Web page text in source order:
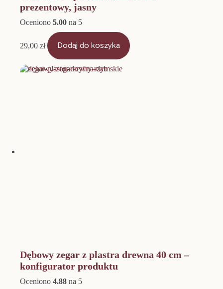
prezentowy, jasny
Oceniono 5.00 na 5
29,00 zł Dodaj do koszyka
Dębowy zegar z plastra drewna 40 cm –
konfigurator produktu
Oceniono 4.88 na 5